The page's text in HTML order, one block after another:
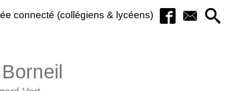
connecté (collégiens & lycéens)